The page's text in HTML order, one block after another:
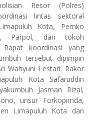
Resor (Polres)
lintas sektoral
Kota, Pemko
Parpol, dan tokoh
Rapat koordinasi yang
tersebut dipimpin
Wahyuni Lestari. Rakor
Kota Safaruddin
Jasman Rizal,
unsur Forkopimda,
Limapuluh Kota dan